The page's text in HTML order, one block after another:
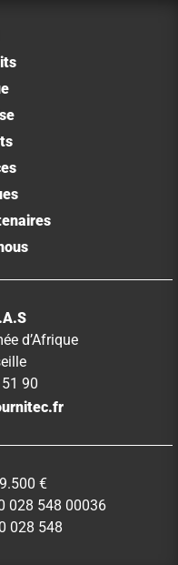
d’Afrique
90
€
028 548 00036
028 548